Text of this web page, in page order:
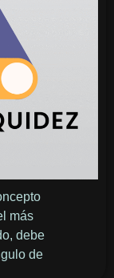
más
debe
de